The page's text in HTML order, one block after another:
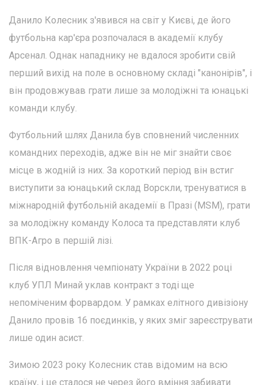
Данило Колесник з'явився на світ у Києві, де його
футбольна кар'єра розпочалася в академії клубу
Арсенал. Однак нападнику не вдалося зробити свій
перший вихід на поле в основному складі "канонірів", і
він продовжував грати лише за молодіжні та юнацькі
команди клубу.
Футбольний шлях Данила був сповнений численних
командних переходів, адже він не міг знайти своє
місце в жодній із них. За короткий період він встиг
виступити за юнацький склад Ворскли, тренуватися в
міжнародній футбольній академії в Празі (MSM), грати
за молодіжну команду Колоса та представляти клуб
ВПК-Агро в першій лізі.
Після відновлення чемпіонату України в 2022 році
клуб УПЛ Минай уклав контракт з тоді ще
непоміченим форвардом. У рамках елітного дивізіону
Данило провів 16 поєдинків, у яких зміг зареєструвати
лише один асист.
Зимою 2023 року Колесник став відомим на всю
країну, і це сталося не через його вміння забивати